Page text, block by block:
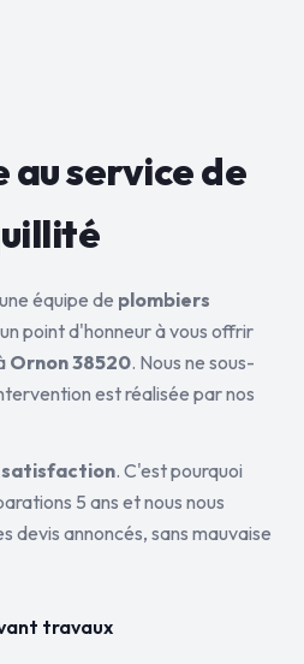
au service de
équipe de plombiers
point d'honneur à vous offrir
Ornon 38520. Nous ne sous-
est réalisée par nos
. C'est pourquoi
5 ans et nous nous
devis annoncés, sans mauvaise
travaux